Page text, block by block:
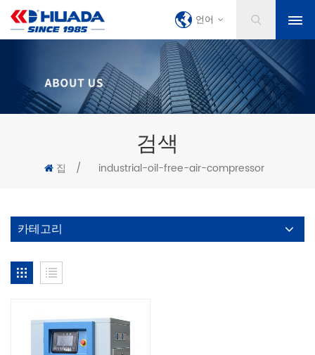
언어
검색
집 / industrial-oil-free-air-compressor
카테고리